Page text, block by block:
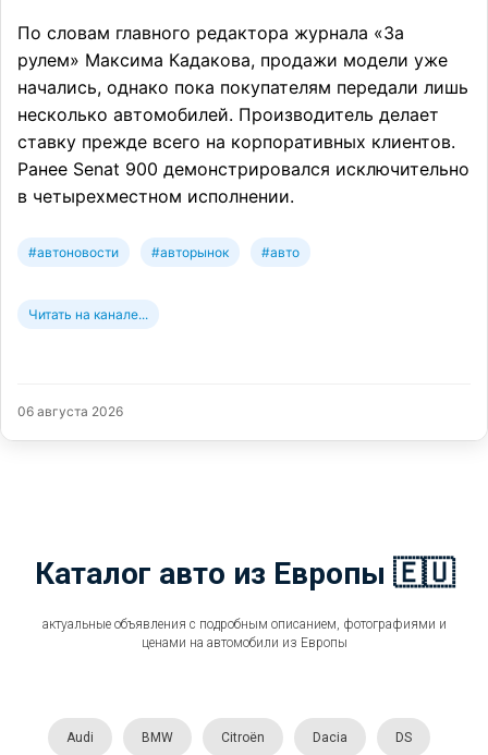
По словам главного редактора журнала «За
рулем» Максима Кадакова, продажи модели уже
начались, однако пока покупателям передали лишь
несколько автомобилей. Производитель делает
ставку прежде всего на корпоративных клиентов.
Ранее Senat 900 демонстрировался исключительно
в четырехместном исполнении.
#автоновости #авторынок #авто
Читать на канале...
06 августа 2026
Каталог авто из Европы 🇪🇺
актуальные объявления с подробным описанием, фотографиями и
ценами на автомобили из Европы
Audi BMW Citroën Dacia DS